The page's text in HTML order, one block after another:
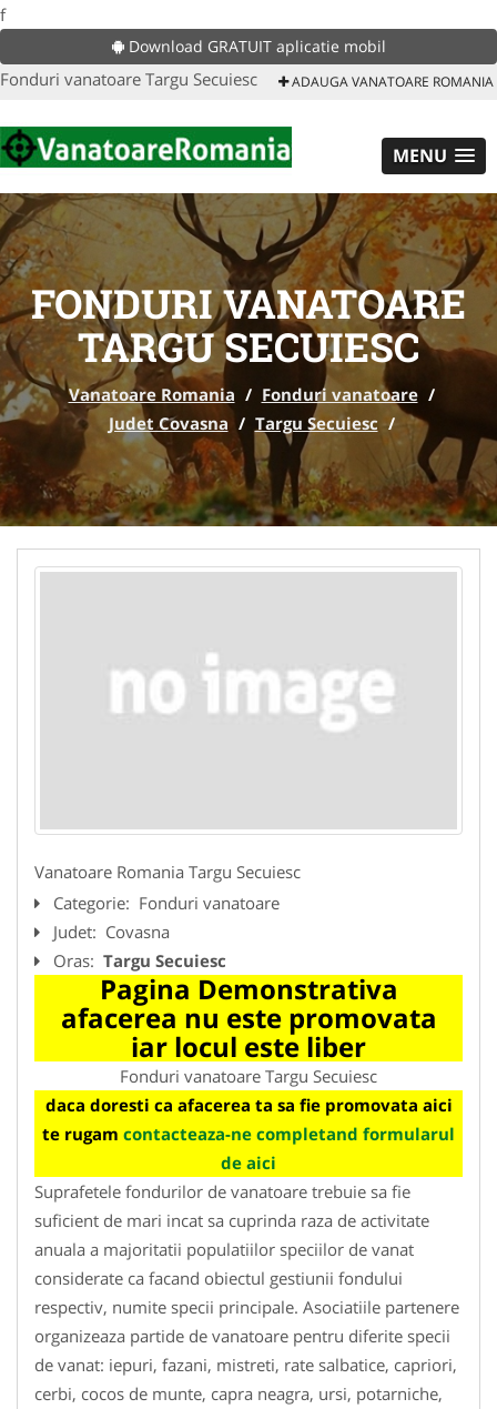
f
Download GRATUIT aplicatie mobil
Fonduri vanatoare Targu Secuiesc ADAUGA VANATOARE ROMANIA
MENU
FONDURI VANATOARE
TARGU SECUIESC
Vanatoare Romania / Fonduri vanatoare /
Judet Covasna / Targu Secuiesc /
Vanatoare Romania Targu Secuiesc
Categorie: Fonduri vanatoare
Judet: Covasna
Oras: Targu Secuiesc
Pagina Demonstrativa
afacerea nu este promovata
iar locul este liber
Fonduri vanatoare Targu Secuiesc
daca doresti ca afacerea ta sa fie promovata aici
te rugam contacteaza-ne completand formularul
de aici
Suprafetele fondurilor de vanatoare trebuie sa fie
suficient de mari incat sa cuprinda raza de activitate
anuala a majoritatii populatiilor speciilor de vanat
considerate ca facand obiectul gestiunii fondului
respectiv, numite specii principale. Asociatiile partenere
organizeaza partide de vanatoare pentru diferite specii
de vanat: iepuri, fazani, mistreti, rate salbatice, capriori,
cerbi, cocos de munte, capra neagra, ursi, potarniche,